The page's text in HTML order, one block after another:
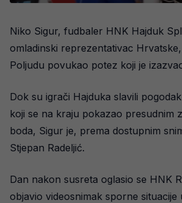
Niko Sigur, fudbaler HNK Hajduk
omladinski reprezentativac
Poljudu povukao potez koji je
Dok su igrači Hajduka slavili
koji se na kraju pokazao presudnim
boda, Sigur je, prema dostupnim
Stjepan Radeljić.
Dan nakon susreta oglasio se HNK
objavio videosnimak sporne